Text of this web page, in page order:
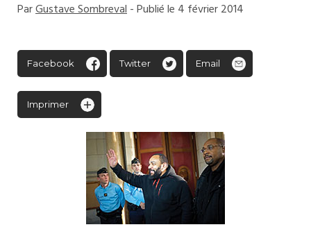
ParGustave Sombreval- Publié le 4 février 2014
Facebook Twitter Email
Imprimer